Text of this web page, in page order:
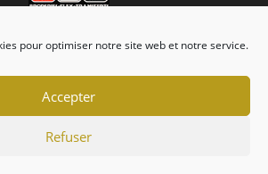
pour optimiser notre site web et notre service.
Accepter
Refuser